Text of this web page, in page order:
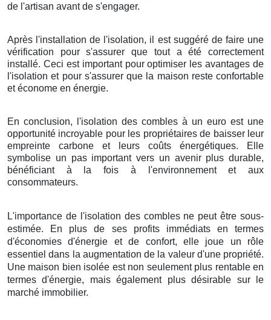
de l'artisan avant de s'engager.
Après l'installation de l'isolation, il est suggéré de faire une
vérification pour s'assurer que tout a été correctement
installé. Ceci est important pour optimiser les avantages de
l'isolation et pour s'assurer que la maison reste confortable
et économe en énergie.
En conclusion, l'isolation des combles à un euro est une
opportunité incroyable pour les propriétaires de baisser leur
empreinte carbone et leurs coûts énergétiques. Elle
symbolise un pas important vers un avenir plus durable,
bénéficiant à la fois à l'environnement et aux
consommateurs.
L'importance de l'isolation des combles ne peut être sous-
estimée. En plus de ses profits immédiats en termes
d'économies d'énergie et de confort, elle joue un rôle
essentiel dans la augmentation de la valeur d'une propriété.
Une maison bien isolée est non seulement plus rentable en
termes d'énergie, mais également plus désirable sur le
marché immobilier.